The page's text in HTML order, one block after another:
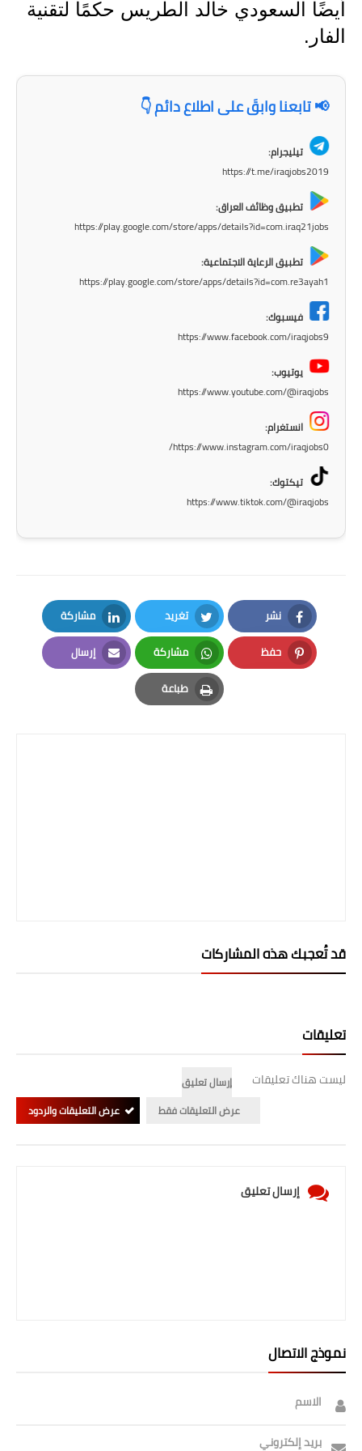
صحة وطب
العامة
أيضًا السعودي خالد الطريس حكمًا لتقنية
الفار.
📢 تابعنا وابقَ على اطلاع دائم 👇
تيليجرام:
https://t.me/iraqjobs2019
تطبيق وظائف العراق:
https://play.google.com/store/apps/details?id=com.iraq21jobs
تطبيق الرعاية الاجتماعية:
https://play.google.com/store/apps/details?id=com.re3ayah1
فيسبوك:
https://www.facebook.com/iraqjobs9
يوتيوب:
https://www.youtube.com/@iraqjobs
انستغرام:
https://www.instagram.com/iraqjobs0/
تيكتوك:
https://www.tiktok.com/@iraqjobs
نشر
Facebook
تغريد
Twitter
مشاركة
LinkedIn
حفظ
Pinterest
مشاركة
Whatsapp
إرسال
Email
طباعة
Print
قد تُعجبك هذه المشاركات
تعليقات
ليست هناك تعليقات
إرسال تعليق
عرض التعليقات فقط
عرض التعليقات والردود
إرسال تعليق
نموذج الاتصال
الاسم
بريد إلكتروني